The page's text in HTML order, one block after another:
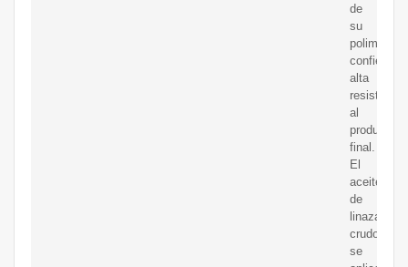
de
su
confiere
alta
resistencia
al
producto
final.
El
aceite
de
linaza
crudo
se